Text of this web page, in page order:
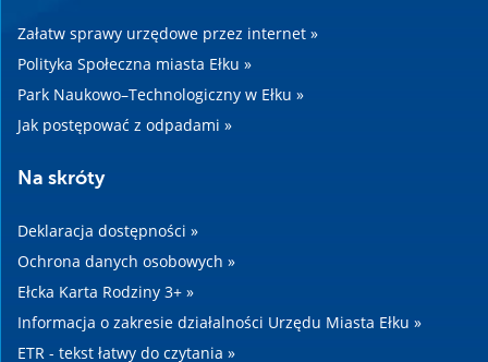
Załatw sprawy urzędowe przez internet »
Polityka Społeczna miasta Ełku »
Park Naukowo–Technologiczny w Ełku »
Jak postępować z odpadami »
Na skróty
Deklaracja dostępności »
Ochrona danych osobowych »
Ełcka Karta Rodziny 3+ »
Informacja o zakresie działalności Urzędu Miasta Ełku »
ETR - tekst łatwy do czytania »